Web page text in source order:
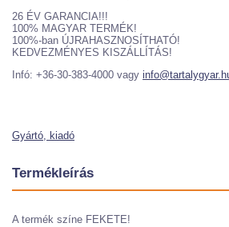
26 ÉV GARANCIA!!!
100% MAGYAR TERMÉK!
100%-ban ÚJRAHASZNOSÍTHATÓ!
KEDVEZMÉNYES KISZÁLLÍTÁS!
Infó: +36-30-383-4000 vagy
Gyártó, kiadó
Termékleírás
A termék színe FEKETE!